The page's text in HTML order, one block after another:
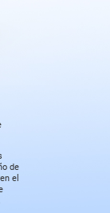
de
el